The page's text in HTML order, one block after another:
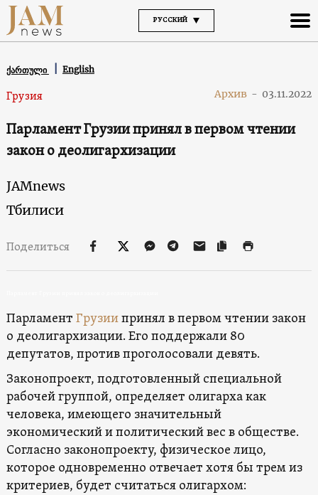
РУССКИЙ
ქართული English
Грузия Архив - 03.11.2022
Парламент Грузии принял в первом чтении
закон о деолигархизации
JAMnews
Тбилиси
Поделиться
Парламент Грузиипринял в первом чтении закон
о деолигархизации. Его поддержали 80
депутатов, против проголосовали девять.
Законопроект, подготовленный специальной
рабочей группой, определяет олигарха как
человека, имеющего значительный
экономический и политический вес в обществе.
Согласно законопроекту, физическое лицо,
которое одновременно отвечает хотя бы трем из
критериев, будет считаться олигархом: